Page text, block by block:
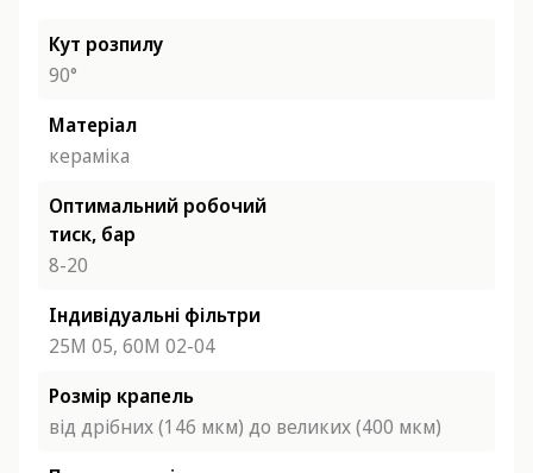
Кут розпилу
90°
Матеріал
кераміка
Оптимальний робочий
тиск, бар
8-20
Індивідуальні фільтри
25М 05, 60М 02-04
Розмір крапель
від дрібних (146 мкм) до великих (400 мкм)